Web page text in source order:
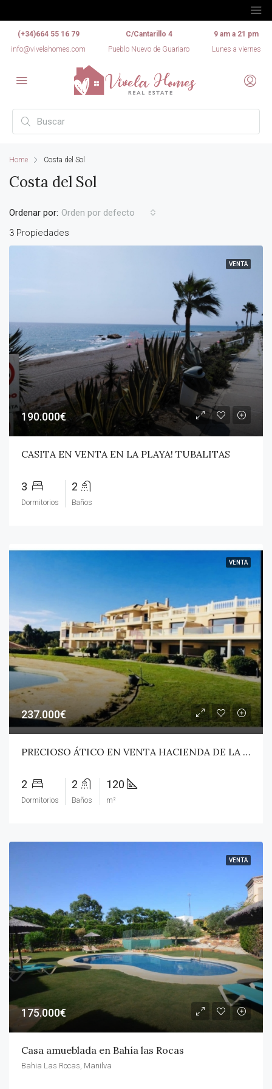
(+34)664 55 16 79
info@vivelahomes.com
C/Cantarillo 4
Pueblo Nuevo de Guariaro
9 am a 21 pm
Lunes a viernes
Home Costa del Sol
Costa del Sol
3 Propiedades
Ordenar por: Orden por defecto
VENTA
190.000€
CASITA EN VENTA EN LA PLAYA! TUBALITAS
3
Dormitorios
2
Baños
VENTA
237.000€
PRECIOSO ÁTICO EN VENTA HACIENDA DE LA DUQUESA!
2
Dormitorios
2
Baños
120
m²
VENTA
175.000€
Casa amueblada en Bahía las Rocas
Bahia Las Rocas, Manilva